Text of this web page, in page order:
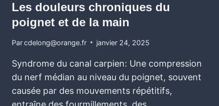
Les douleurs chroniques du
poignet et de la main
Parcdelong@orange.fr janvier 24, 2025
Syndrome du canal carpien: Une compression
du nerf médian au niveau du poignet, souvent
causée par des mouvements répétitifs,